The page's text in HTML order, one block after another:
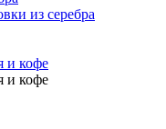
из серебра
и кофе
и кофе